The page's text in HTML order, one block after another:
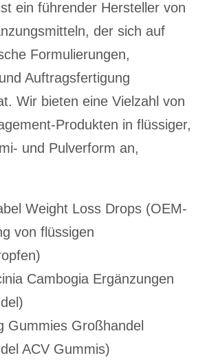
ein führender Hersteller von
der sich auf
Formulierungen,
Auftragsfertigung
Wir bieten eine Vielzahl von
Produkten in flüssiger,
und Pulverform an,
Weight Loss Drops (OEM-
von flüssigen
Cambogia Ergänzungen
Gummies Großhandel
ACV Gummis)